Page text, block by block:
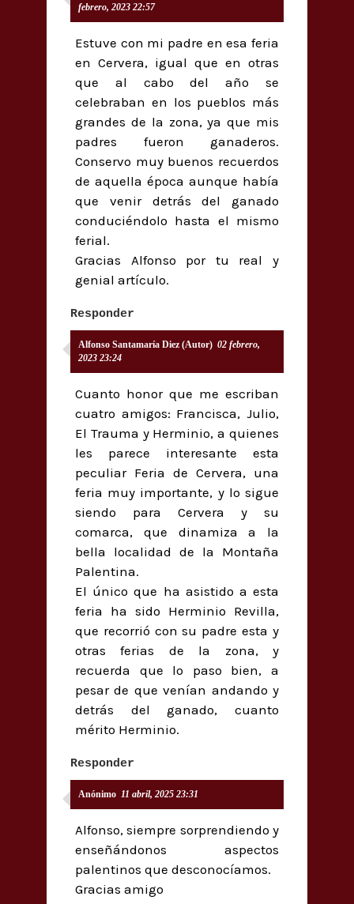
febrero, 2023 22:57
Estuve con mi padre en esa feria
en Cervera, igual que en otras
que al cabo del año se
celebraban en los pueblos más
grandes de la zona, ya que mis
padres fueron ganaderos.
Conservo muy buenos recuerdos
de aquella época aunque había
que venir detrás del ganado
conduciéndolo hasta el mismo
ferial.
Gracias Alfonso por tu real y
genial artículo.
Responder
Alfonso Santamaría Diez (Autor) 02 febrero,
2023 23:24
Cuanto honor que me escriban
cuatro amigos: Francisca, Julio,
El Trauma y Herminio, a quienes
les parece interesante esta
peculiar Feria de Cervera, una
feria muy importante, y lo sigue
siendo para Cervera y su
comarca, que dinamiza a la
bella localidad de la Montaña
Palentina.
El único que ha asistido a esta
feria ha sido Herminio Revilla,
que recorrió con su padre esta y
otras ferias de la zona, y
recuerda que lo paso bien, a
pesar de que venían andando y
detrás del ganado, cuanto
mérito Herminio.
Responder
Anónimo 11 abril, 2025 23:31
Alfonso, siempre sorprendiendo y
enseñándonos aspectos
palentinos que desconocíamos.
Gracias amigo